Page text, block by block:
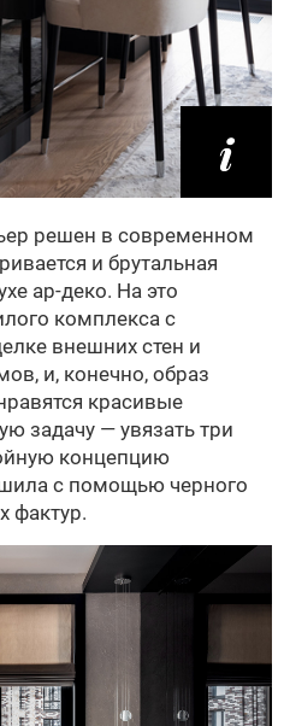
решен в современном
и брутальная
ар-деко. На это
комплекса с
внешних стен и
и, конечно, образ
красивые
задачу — увязать три
концепцию
с помощью черного
фактур.